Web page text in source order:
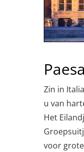
Zin in
u van
Het
voor